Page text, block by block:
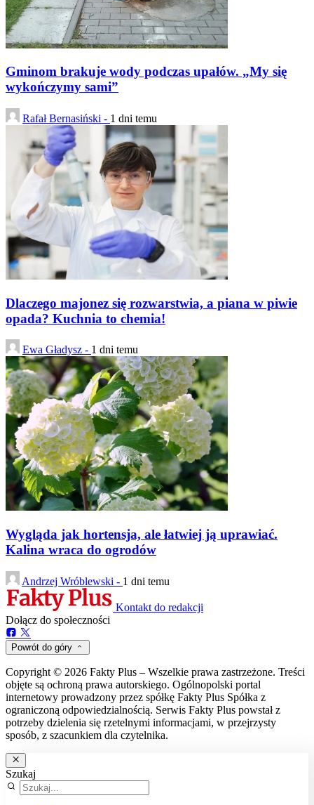
Gminom brakuje wody podczas upałów. „My się
wykończymy sami”
Rafał Bernasiński - 1 dni temu
Dlaczego majonez się rozwarstwia, a piana w piwie
opada? Kuchnia to chemia!
Ewa Gładysz - 1 dni temu
Wygląda jak hortensja, ale łatwiej ją uprawiać.
Kalina wraca do ogrodów
Andrzej Wróblewski - 1 dni temu
Kontakt do redakcji
Dołącz do społeczności
Powrót do góry
Copyright © 2026 Fakty Plus – Wszelkie prawa zastrzeżone. Treści
objęte są ochroną prawa autorskiego. Ogólnopolski portal
internetowy prowadzony przez spółkę Fakty Plus Spółka z
ograniczoną odpowiedzialnością. Serwis Fakty Plus powstał z
potrzeby dzielenia się rzetelnymi informacjami, w przejrzysty
sposób, z szacunkiem dla czytelnika.
Szukaj